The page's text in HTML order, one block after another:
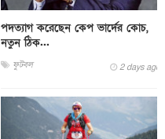
পদত্যাগ করেছেন কেপ ভার্দের কোচ,
নতুন ঠিক...
ফুটবল 2 days ago